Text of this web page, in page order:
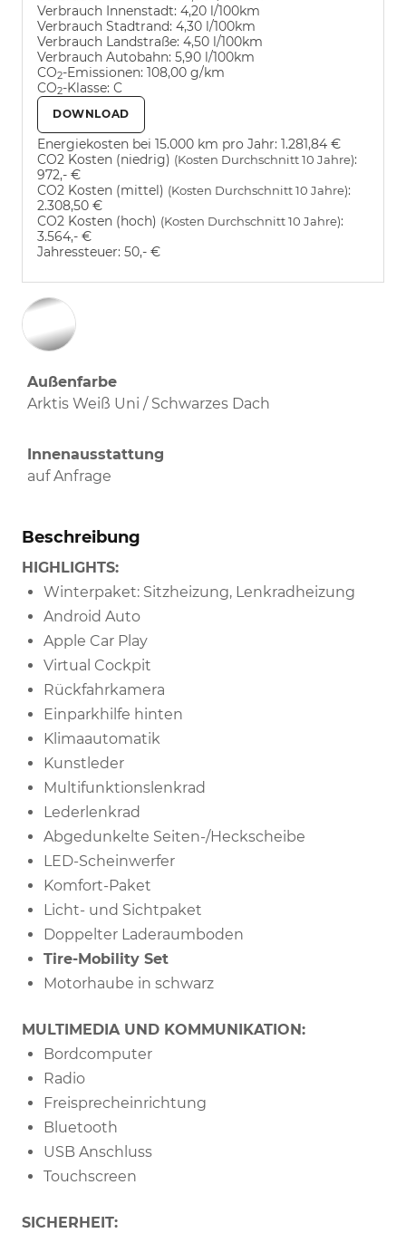
Verbrauch Innenstadt: 4,20 l/100km
Verbrauch Stadtrand: 4,30 l/100km
Verbrauch Landstraße: 4,50 l/100km
Verbrauch Autobahn: 5,90 l/100km
CO2-Emissionen: 108,00 g/km
CO2-Klasse: C
DOWNLOAD
Energiekosten bei 15.000 km pro Jahr: 1.281,84 €
CO2 Kosten (niedrig) (Kosten Durchschnitt 10 Jahre):
972,- €
CO2 Kosten (mittel) (Kosten Durchschnitt 10 Jahre):
2.308,50 €
CO2 Kosten (hoch) (Kosten Durchschnitt 10 Jahre):
3.564,- €
Jahressteuer: 50,- €
Außenfarbe
Arktis Weiß Uni / Schwarzes Dach
Innenausstattung
auf Anfrage
Beschreibung
HIGHLIGHTS:
Winterpaket: Sitzheizung, Lenkradheizung
Android Auto
Apple Car Play
Virtual Cockpit
Rückfahrkamera
Einparkhilfe hinten
Klimaautomatik
Kunstleder
Multifunktionslenkrad
Lederlenkrad
Abgedunkelte Seiten-/Heckscheibe
LED-Scheinwerfer
Komfort-Paket
Licht- und Sichtpaket
Doppelter Laderaumboden
Tire-Mobility Set
Motorhaube in schwarz
MULTIMEDIA UND KOMMUNIKATION:
Bordcomputer
Radio
Freisprecheinrichtung
Bluetooth
USB Anschluss
Touchscreen
SICHERHEIT: